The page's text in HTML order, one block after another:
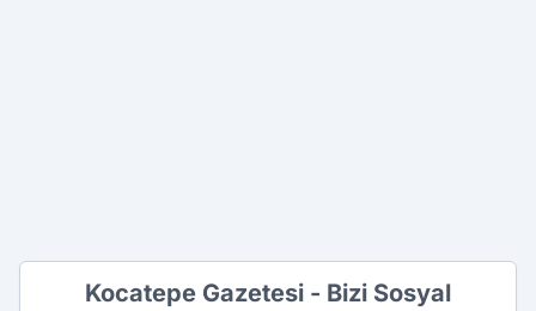
Kocatepe Gazetesi - Bizi Sosyal